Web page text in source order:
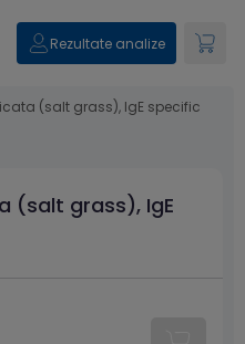
Rezultate analize
(salt grass), IgE specific
(salt grass), IgE